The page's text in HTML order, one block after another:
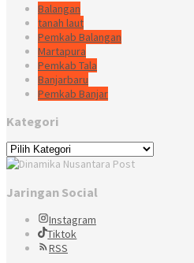
Balangan
tanah laut
Pemkab Balangan
Martapura
Pemkab Tala
Banjarbaru
Pemkab Banjar
Kategori
Kategori
Jaringan Social
Instagram
Tiktok
RSS